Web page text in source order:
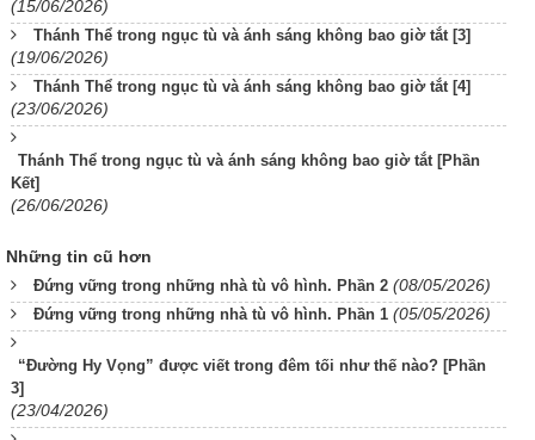
(15/06/2026)
Thánh Thể trong ngục tù và ánh sáng không bao giờ tắt [3]
(19/06/2026)
Thánh Thể trong ngục tù và ánh sáng không bao giờ tắt [4]
(23/06/2026)
Thánh Thể trong ngục tù và ánh sáng không bao giờ tắt [Phần
Kết]
(26/06/2026)
Những tin cũ hơn
Đứng vững trong những nhà tù vô hình. Phần 2 (08/05/2026)
Đứng vững trong những nhà tù vô hình. Phần 1 (05/05/2026)
“Đường Hy Vọng” được viết trong đêm tối như thế nào? [Phần
3]
(23/04/2026)